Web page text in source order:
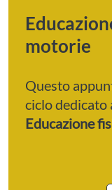
motorie
Questo
ciclo dedicato
Educazione